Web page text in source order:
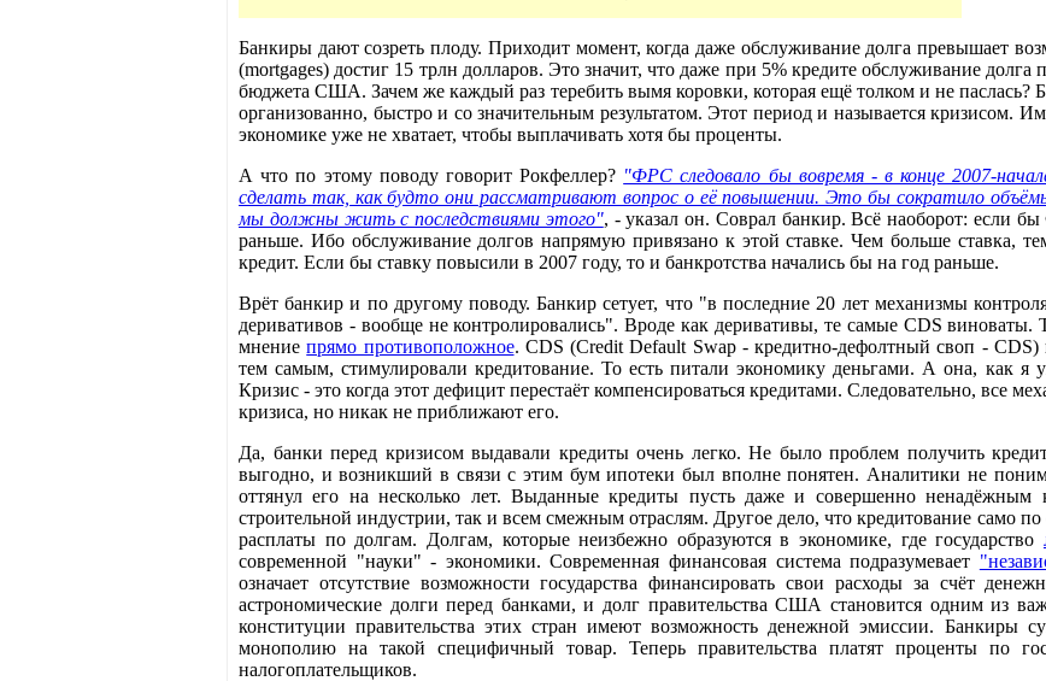
Банкиры дают созреть плоду. Приходит момент, когда даже обслуживание долга превышает
(mortgages) достиг 15 трлн долларов. Это значит, что даже при 5% кредите обслуживание
бюджета США. Зачем же каждый раз теребить вымя коровки, которая ещё толком и не паслась?
организованно, быстро и со значительным результатом. Этот период и называется кризисом.
экономике уже не хватает, чтобы выплачивать хотя бы проценты.
А что по этому поводу говорит Рокфеллер? "ФРС следовало бы вовремя - в конце 2007-
сделать так, как будто они рассматривают вопрос о её повышении. Это бы сократило
мы должны жить с последствиями этого", - указал он. Соврал банкир. Всё наоборот: если
раньше. Ибо обслуживание долгов напрямую привязано к этой ставке. Чем больше ставка,
кредит. Если бы ставку повысили в 2007 году, то и банкротства начались бы на год раньше.
Врёт банкир и по другому поводу. Банкир сетует, что "в последние 20 лет механизмы
деривативов - вообще не контролировались". Вроде как деривативы, те самые CDS
мнениепрямо противоположное. CDS (Credit Default Swap - кредитно-дефолтный своп -
тем самым, стимулировали кредитование. То есть питали экономику деньгами. А она, как я
Кризис - это когда этот дефицит перестаёт компенсироваться кредитами. Следовательно, все
кризиса, но никак не приближают его.
Да, банки перед кризисом выдавали кредиты очень легко. Не было проблем получить
выгодно, и возникший в связи с этим бум ипотеки был вполне понятен. Аналитики не
оттянул его на несколько лет. Выданные кредиты пусть даже и совершенно ненадёжным
строительной индустрии, так и всем смежным отраслям. Другое дело, что кредитование само по
расплаты по долгам. Долгам, которые неизбежно образуются в экономике, где государство
современной "науки" - экономики. Современная финансовая система подразумевает
означает отсутствие возможности государства финансировать свои расходы за счёт
астрономические долги перед банками, и долг правительства США становится одним из
конституции правительства этих стран имеют возможность денежной эмиссии. Банкиры
монополию на такой специфичный товар. Теперь правительства платят проценты по
налогоплательщиков.